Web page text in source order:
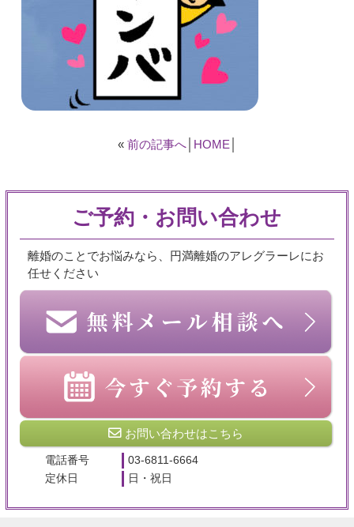
« 前の記事へ│ HOME
ご予約・お問い合わせ
離婚のことでお悩みなら、円満離婚のアレグラーレにお
任せください
お問い合わせはこちら
電話番号
03-6811-6664
定休日
日・祝日